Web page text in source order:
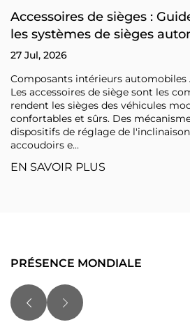
Accessoires de sièges :
les systèmes de sièges
27 Jul, 2026
Composants intérieurs automobiles
Les accessoires de siège sont les
rendent les sièges des véhicules
confortables et sûrs. Des
dispositifs de réglage de
accoudoirs e...
EN SAVOIR PLUS
PRÉSENCE MONDIALE